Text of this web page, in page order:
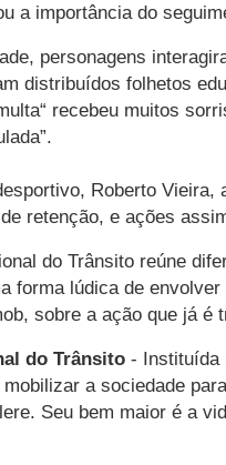
a importância do
personagens
distribuídos folhetos
recebeu muitos
Roberto
retenção, e ações
do Trânsito reúne
forma lúdica de
sobre a ação que já é
do Trânsito - Instituída
a sociedade
Seu bem maior é a